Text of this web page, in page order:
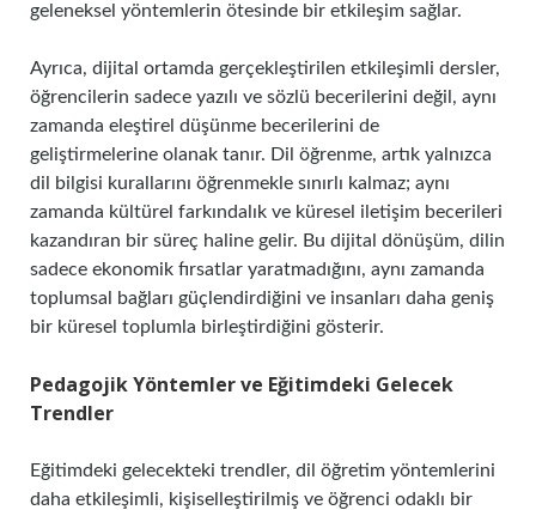
geleneksel yöntemlerin ötesinde bir etkileşim sağlar.
Ayrıca, dijital ortamda gerçekleştirilen etkileşimli dersler,
öğrencilerin sadece yazılı ve sözlü becerilerini değil, aynı
zamanda eleştirel düşünme becerilerini de
geliştirmelerine olanak tanır. Dil öğrenme, artık yalnızca
dil bilgisi kurallarını öğrenmekle sınırlı kalmaz; aynı
zamanda kültürel farkındalık ve küresel iletişim becerileri
kazandıran bir süreç haline gelir. Bu dijital dönüşüm, dilin
sadece ekonomik fırsatlar yaratmadığını, aynı zamanda
toplumsal bağları güçlendirdiğini ve insanları daha geniş
bir küresel toplumla birleştirdiğini gösterir.
Pedagojik Yöntemler ve Eğitimdeki Gelecek
Trendler
Eğitimdeki gelecekteki trendler, dil öğretim yöntemlerini
daha etkileşimli, kişiselleştirilmiş ve öğrenci odaklı bir